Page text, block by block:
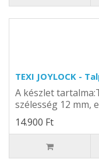
TEXI JOYLOCK -
A készlet
szélesség 12 mm,
14.900 Ft